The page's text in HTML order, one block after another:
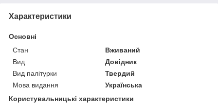
Характеристики
Основні
Стан
Вживаний
Вид
Довідник
Вид палітурки
Твердий
Мова видання
Українська
Користувальницькі характеристики